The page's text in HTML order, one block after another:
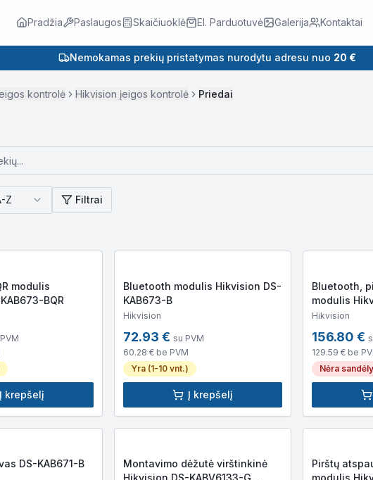
Pradžia Paslaugos Skaičiuoklė El. Parduotuvė Galerija Kontaktai
Nemokamas prekių pristatymas nurodytu adresu nuo 20 €
kontrolė Hikvision įeigos kontrolė Priedai
Z Filtrai
modulis
BQR
Į krepšelį
Bluetooth modulis Hikvision DS-
KAB673-B
Hikvision
72.93 € su PVM
60.28 € be PVM
Yra (1-10 vnt.)
Į krepšelį
Bluetooth,
modulis
FBQR
Hikvision
156.80 €
129.59 € be
Nėra
Hikvision Stovas DS-KAB671-B
Montavimo dėžutė virštinkinė
Hikvision DS-KABV6133-G
Pirštų
modulis